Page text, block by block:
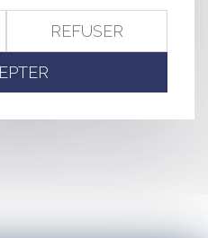
DAY "
DE LA TRANSITION
ET FONCTIONNEMENT
REFUSER